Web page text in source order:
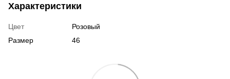
Характеристики
Цвет
Розовый
Размер
46